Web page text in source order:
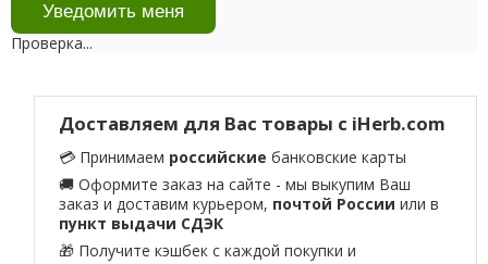
Проверка...
Доставляем для Вас товары с iHerb.com
💳 Принимаем российские банковские карты
🚚 Оформите заказ на сайте - мы выкупим Ваш
заказ и доставим курьером, почтой России или в
пункт выдачи СДЭК
🎁 Получите кэшбек с каждой покупки и